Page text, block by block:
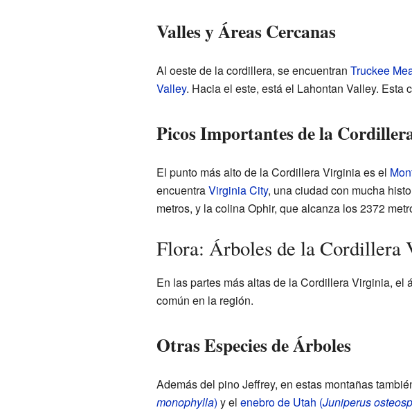
Valles y Áreas Cercanas
Al oeste de la cordillera, se encuentran Truckee
Valley. Hacia el este, está el Lahontan Valley.
Picos Importantes de la
El punto más alto de la Cordillera Virginia es el
encuentraVirginia City, una ciudad con mucha
metros, y la colina Ophir, que alcanza los 2372
Flora: Árboles de la Cordillera
En las partes más altas de la Cordillera Virginia, el
común en la región.
Otras Especies de Árboles
Además del pino Jeffrey, en estas montañas
monophylla) y el enebro de Utah (Juniperus